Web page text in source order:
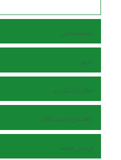
صفحه اصلی
مرور
اطلاعات نشریه
راهنمای نویسندگان
ارسال مقاله